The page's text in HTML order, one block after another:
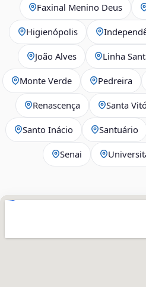
Faxinal Menino Deus
Higienópolis
João Alves Linha
Monte Verde Pedreira
Renascença Santa
Santo Inácio Santuário
Senai